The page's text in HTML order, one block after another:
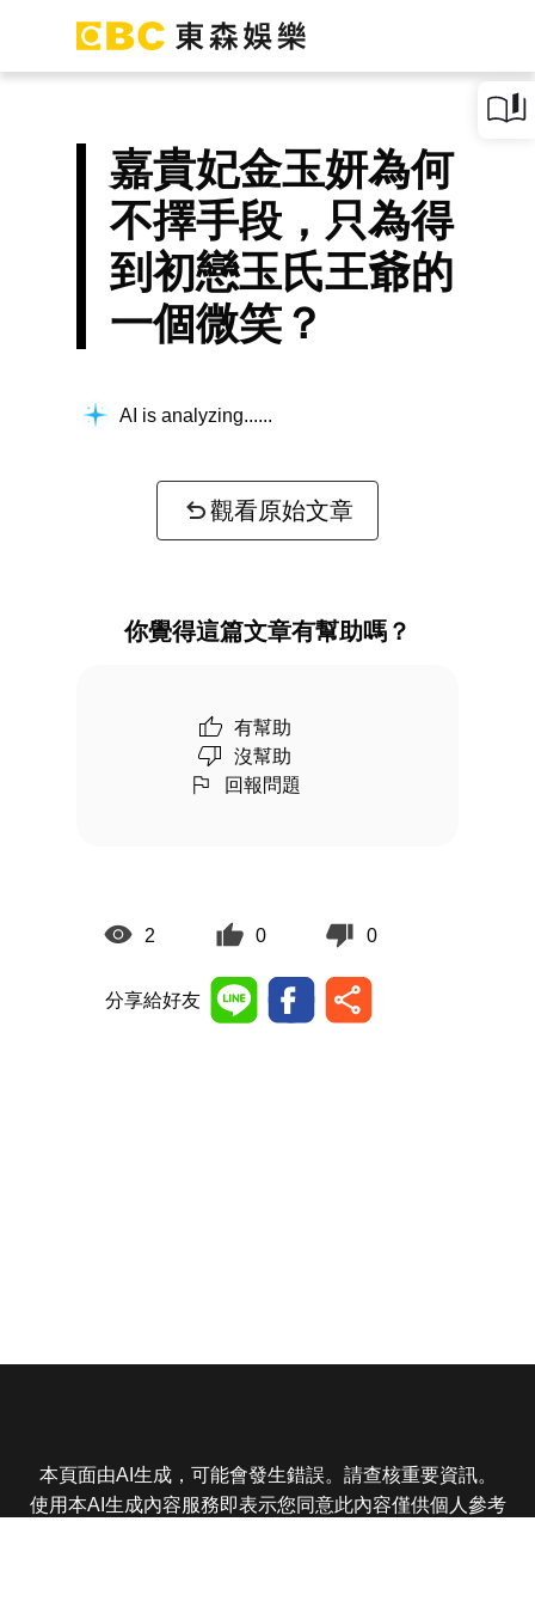
嘉貴妃金玉妍為何
不擇手段，只為得
到初戀玉氏王爺的
一個微笑？
AI is analyzing...
觀看原始文章
你覺得這篇文章有幫助嗎？
有幫助
沒幫助
回報問題
2 0 0
分享給好友
本頁面由AI生成，可能會發生錯誤。請查核重要資訊。
使用本AI生成內容服務即表示您同意此內容僅供個人參考